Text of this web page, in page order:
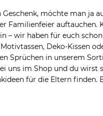
Geschenk, möchte man ja
Familienfeier auftauchen.
– wir haben für euch schon
Deko-Kissen
Sprüchen in unserem
uns im Shop und du wirst
für die Eltern finden.